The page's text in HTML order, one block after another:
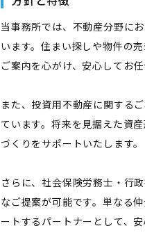
当事務所では、不動産分野に
います。住まい探しや物件の
ご案内を心がけ、安心してお
また、投資用不動産に関する
ています。将来を見据えた資
づくりをサポートいたします。
さらに、社会保険労務士・行
なご提案が可能です。単なる
ートするパートナーとして、